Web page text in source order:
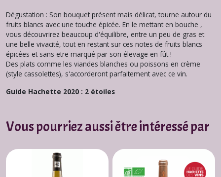
Dégustation : Son bouquet présent mais délicat, tourne autour du
fruits blancs avec une touche épicée. En le mettant en bouche ,
vous découvrirez beaucoup d'équilibre, entre un peu de gras et
une belle vivacité, tout en restant sur ces notes de fruits blancs
épicées et sans etre marqué par son élevage en fût !
Des plats comme les viandes blanches ou poissons en crème
(style cassolettes), s'accorderont parfaitement avec ce vin.
Guide Hachette 2020 : 2 étoiles
Vous pourriez aussi être intéressé par